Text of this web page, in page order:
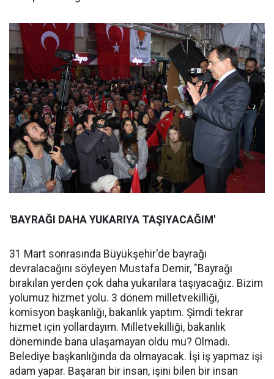
'BAYRAĞI DAHA YUKARIYA TAŞIYACAĞIM'
31 Mart sonrasında Büyükşehir'de bayrağı
devralacağını söyleyen Mustafa Demir, "Bayrağı
bırakılan yerden çok daha yukarılara taşıyacağız. Bizim
yolumuz hizmet yolu. 3 dönem milletvekilliği,
komisyon başkanlığı, bakanlık yaptım. Şimdi tekrar
hizmet için yollardayım. Milletvekilliği, bakanlık
döneminde bana ulaşamayan oldu mu? Olmadı.
Belediye başkanlığında da olmayacak. İşi iş yapmaz işi
adam yapar. Başaran bir insan, işini bilen bir insan